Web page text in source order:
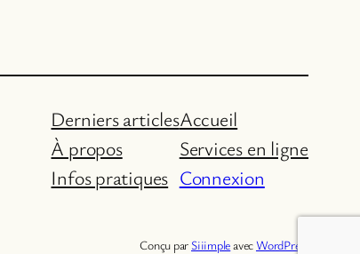
Derniers articles
À propos
Infos pratiques
Accueil
Services en ligne
Connexion
Conçu par SiiimpleavecWordPress